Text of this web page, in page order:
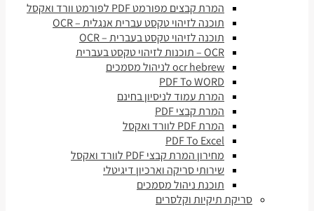
המרת קבצים מפורמט PDF לפורמט וורד ואקסל
תוכנה לזיהוי טקסט עברית אנגלית – OCR
תוכנה לזיהוי טקסט בעברית – OCR
OCR – תוכנות לזיהוי טקסט בעברית
ocr hebrew לניהול מסמכים
PDF To WORD
המרת עמוד לניסיון בחינם
המרת קבצי PDF
המרת PDF לוורד ואקסל
PDF To Excel
מחירון המרת קבצי PDF לוורד ואקסל
שירותי סריקה וארכיון דיגיטלי
תוכנת ניהול מסמכים
סריקת תיקיות וקלסרים